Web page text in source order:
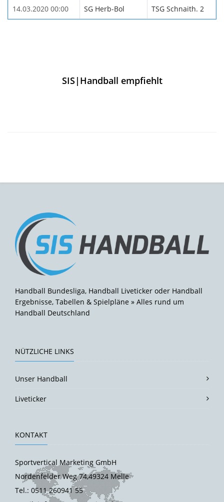
14.03.2020 00:00 SG Herb-Bol TSG Schnaith. 2
SIS|Handball empfiehlt
Handball Bundesliga, Handball Liveticker oder Handball
Ergebnisse, Tabellen & Spielpläne » Alles rund um
Handball Deutschland
NÜTZLICHE LINKS
Unser Handball
Liveticker
KONTAKT
Sportvertical Marketing GmbH
Nordenfelder Weg 74,49324 Melle
Tel.: 0511 260941 55